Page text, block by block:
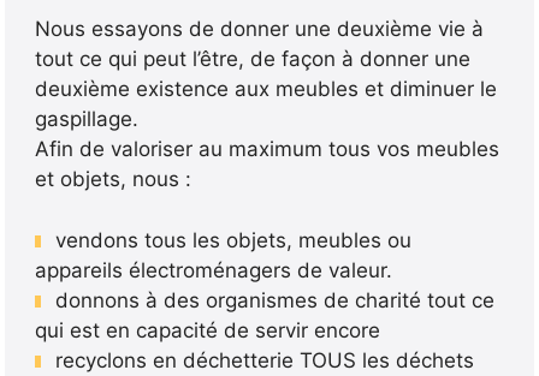
Nous essayons de donner une deuxième vie à
tout ce qui peut l’être, de façon à donner une
deuxième existence aux meubles et diminuer le
gaspillage.
Afin de valoriser au maximum tous vos meubles
et objets, nous :
vendons tous les objets, meubles ou
appareils électroménagers de valeur.
donnons à des organismes de charité tout ce
qui est en capacité de servir encore
recyclons en déchetterie TOUS les déchets